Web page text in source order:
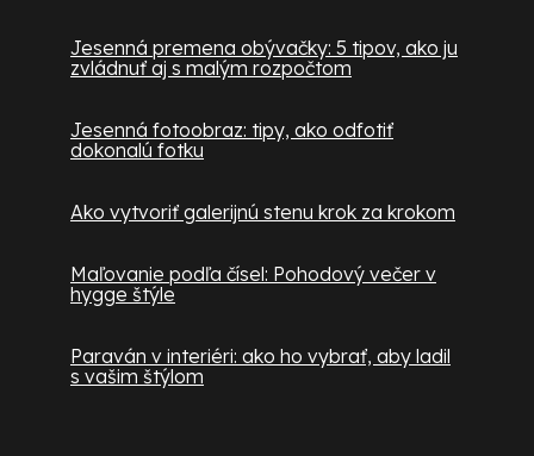
Jesenná premena obývačky: 5 tipov, ako ju
zvládnuť aj s malým rozpočtom
Jesenná fotoobraz: tipy, ako odfotiť
dokonalú fotku
Ako vytvoriť galerijnú stenu krok za krokom
Maľovanie podľa čísel: Pohodový večer v
hygge štýle
Paraván v interiéri: ako ho vybrať, aby ladil
s vašim štýlom